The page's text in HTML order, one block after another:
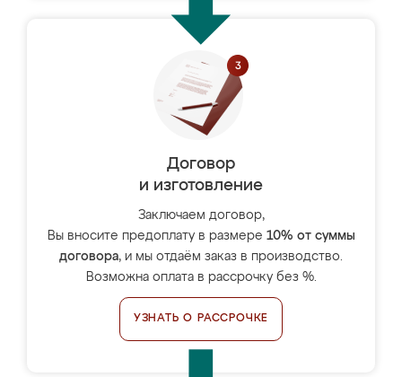
Договор
и изготовление
Заключаем договор,
Вы вносите предоплату в размере 10% от суммы
договора, и мы отдаём заказ в производство.
Возможна оплата в рассрочку без %.
УЗНАТЬ О РАССРОЧКЕ